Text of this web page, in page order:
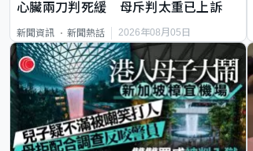
心臟兩刀判死緩 母斥判太重已上訴
新聞資訊 新聞熱話 2026年08月05日